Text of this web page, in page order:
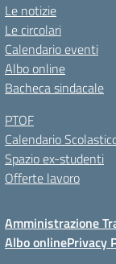
Le notizie
Le circolari
Calendario eventi
Albo online
Bacheca sindacale
PTOF
Calendario
Spazio ex-studenti
Offerte lavoro
Amministrazione
Albo onlinePrivacy